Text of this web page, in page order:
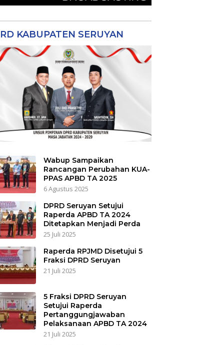
KABUPATEN SERUYAN
Wabup Sampaikan
Rancangan Perubahan KUA-
PPAS APBD TA 2025
6 Agustus 2025
DPRD Seruyan Setujui
Raperda APBD TA 2024
Ditetapkan Menjadi Perda
25 Juli 2025
Raperda RPJMD Disetujui 5
Fraksi DPRD Seruyan
21 Juli 2025
5 Fraksi DPRD Seruyan
Setujui Raperda
Pertanggungjawaban
Pelaksanaan APBD TA 2024
21 Juli 2025